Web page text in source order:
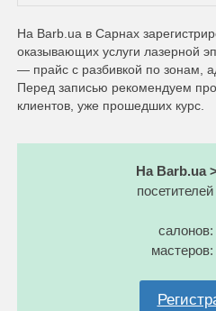
На Barb.ua в Сарнах
оказывающих услуги лазерной
— прайс с разбивкой по зонам,
Перед записью рекомендуем
клиентов, уже прошедших курс.
На Barb.ua
салонов:
мастеров: